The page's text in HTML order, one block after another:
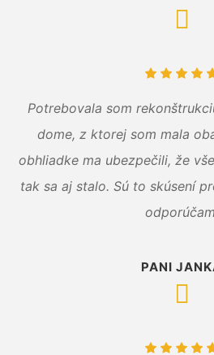
Potrebovala som
dome, z ktorej som mala
obhliadke ma ubezpečili, že
tak sa aj stalo. Sú to skúsení
PANI